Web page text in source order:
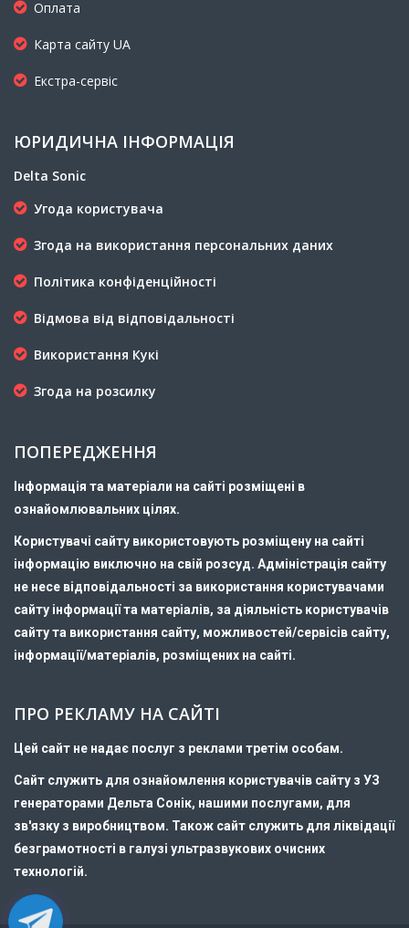
Оплата
Карта сайту UA
Екстра-сервіс
ЮРИДИЧНА ІНФОРМАЦІЯ
Delta Sonic
Угода користувача
Згода на використання персональних даних
Політика конфіденційності
Відмова від відповідальності
Використання Кукі
Згода на розсилку
ПОПЕРЕДЖЕННЯ
Інформація та матеріали на сайті розміщені в
ознайомлювальних цілях.
Користувачі сайту використовують розміщену на сайті
інформацію виключно на свій розсуд. Адміністрація сайту
не несе відповідальності за використання користувачами
сайту інформації та матеріалів, за діяльність користувачів
сайту та використання сайту, можливостей/сервісів сайту,
інформації/матеріалів, розміщених на сайті.
ПРО РЕКЛАМУ НА САЙТІ
Цей сайт не надає послуг з реклами третім особам.
Сайт служить для ознайомлення користувачів сайту з УЗ
генераторами Дельта Сонік, нашими послугами, для
зв'язку з виробництвом. Також сайт служить для ліквідації
безграмотності в галузі ультразвукових очисних
технологій.